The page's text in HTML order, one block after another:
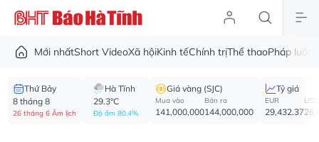
Mới nhấtShort VideoXã hộiKinh tếChính trịThể thaoPháp luật
Thứ Bảy
8 tháng 8
26 tháng 6 Âm lịch
Hà Tĩnh
29.3°C
Độ ẩm 80.4%
Giá vàng (SJC)
Mua vào
141,000,000
Bán ra
144,000,000
Tỷ giá
EUR
29,432.37
USD